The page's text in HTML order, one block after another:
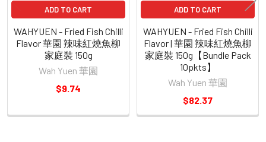
ADD TO CART
WAHYUEN - Fried Fish Chilli
Flavor 華園 辣味紅燒魚柳
家庭裝 150g
Wah Yuen 華園
$9.74
ADD TO CART
WAHYUEN - Fried Fish Chilli
Flavor | 華園 辣味紅燒魚柳
家庭裝 150g【Bundle Pack
10pkts】
Wah Yuen 華園
$82.37